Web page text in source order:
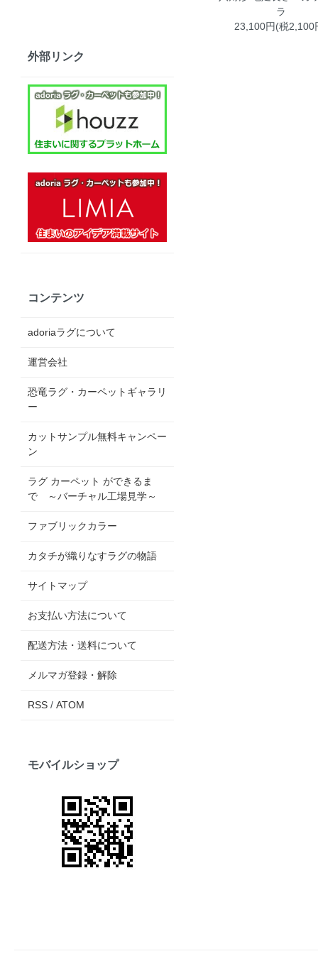
ラ
23,100円(税2,100
外部リンク
コンテンツ
adoriaラグについて
運営会社
恐竜ラグ・カーペットギャラリ
ー
カットサンプル無料キャンペー
ン
ラグ カーペット ができるま
で ～バーチャル工場見学～
ファブリックカラー
カタチが織りなすラグの物語
サイトマップ
お支払い方法について
配送方法・送料について
メルマガ登録・解除
RSS / ATOM
モバイルショップ